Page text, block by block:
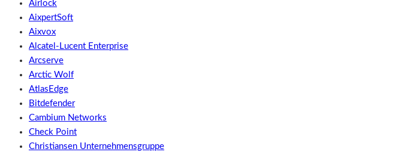
Airlock
AixpertSoft
Aixvox
Alcatel-Lucent Enterprise
Arcserve
Arctic Wolf
AtlasEdge
Bitdefender
Cambium Networks
Check Point
Christiansen Unternehmensgruppe